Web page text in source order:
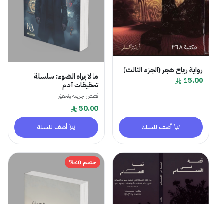
رواية رياح هجر (الجزء الثالث)
15.00
أضف للسلة
​ما لا يراه الضوء: سلسلة
تحقيقات آدم
قصص جريمة وتحقيق
50.00
أضف للسلة
خصم 40%